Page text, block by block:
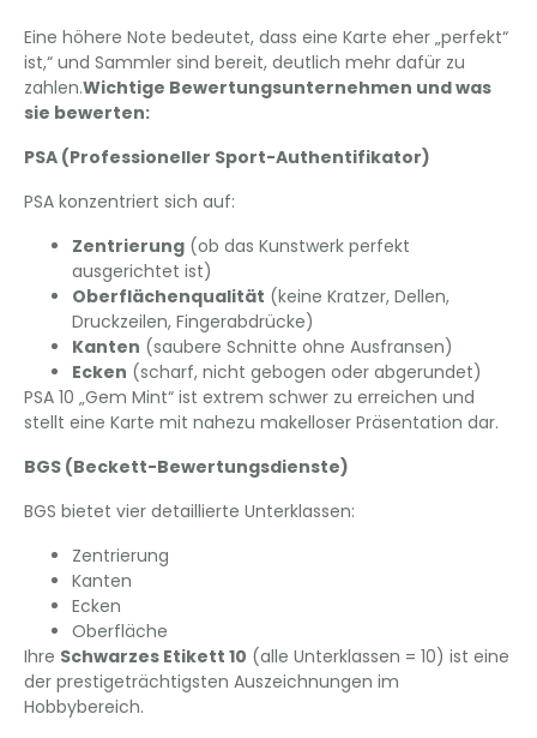
Eine höhere Note bedeutet, dass eine Karte eher „perfekt“
ist,“ und Sammler sind bereit, deutlich mehr dafür zu
zahlen.Wichtige Bewertungsunternehmen und was
sie bewerten:
PSA (Professioneller Sport-Authentifikator)
PSA konzentriert sich auf:
Zentrierung (ob das Kunstwerk perfekt
ausgerichtet ist)
Oberflächenqualität (keine Kratzer, Dellen,
Druckzeilen, Fingerabdrücke)
Kanten (saubere Schnitte ohne Ausfransen)
Ecken (scharf, nicht gebogen oder abgerundet)
PSA 10 „Gem Mint“ ist extrem schwer zu erreichen und
stellt eine Karte mit nahezu makelloser Präsentation dar.
BGS (Beckett-Bewertungsdienste)
BGS bietet vier detaillierte Unterklassen:
Zentrierung
Kanten
Ecken
Oberfläche
Ihre Schwarzes Etikett 10 (alle Unterklassen = 10) ist eine
der prestigeträchtigsten Auszeichnungen im
Hobbybereich.